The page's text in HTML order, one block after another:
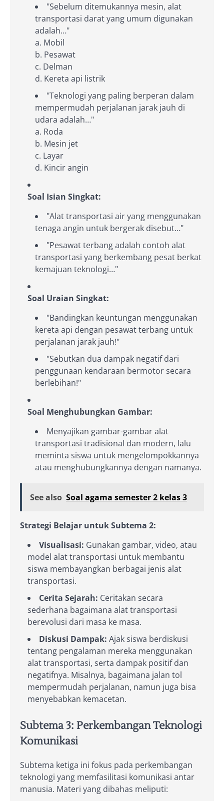
"Sebelum ditemukannya mesin, alat
transportasi darat yang umum digunakan
adalah…"
a. Mobil
b. Pesawat
c. Delman
d. Kereta api listrik
"Teknologi yang paling berperan dalam
mempermudah perjalanan jarak jauh di
udara adalah…"
a. Roda
b. Mesin jet
c. Layar
d. Kincir angin
Soal Isian Singkat:
"Alat transportasi air yang menggunakan
tenaga angin untuk bergerak disebut…"
"Pesawat terbang adalah contoh alat
transportasi yang berkembang pesat berkat
kemajuan teknologi…"
Soal Uraian Singkat:
"Bandingkan keuntungan menggunakan
kereta api dengan pesawat terbang untuk
perjalanan jarak jauh!"
"Sebutkan dua dampak negatif dari
penggunaan kendaraan bermotor secara
berlebihan!"
Soal Menghubungkan Gambar:
Menyajikan gambar-gambar alat
transportasi tradisional dan modern, lalu
meminta siswa untuk mengelompokkannya
atau menghubungkannya dengan namanya.
See also Soal agama semester 2 kelas 3
Strategi Belajar untuk Subtema 2:
Visualisasi: Gunakan gambar, video, atau
model alat transportasi untuk membantu
siswa membayangkan berbagai jenis alat
transportasi.
Cerita Sejarah: Ceritakan secara
sederhana bagaimana alat transportasi
berevolusi dari masa ke masa.
Diskusi Dampak: Ajak siswa berdiskusi
tentang pengalaman mereka menggunakan
alat transportasi, serta dampak positif dan
negatifnya. Misalnya, bagaimana jalan tol
mempermudah perjalanan, namun juga bisa
menyebabkan kemacetan.
Subtema 3: Perkembangan Teknologi
Komunikasi
Subtema ketiga ini fokus pada perkembangan
teknologi yang memfasilitasi komunikasi antar
manusia. Materi yang dibahas meliputi: